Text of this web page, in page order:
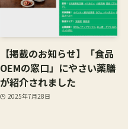
【掲載のお知らせ】「食品
OEMの窓口」にやさい薬膳
が紹介されました
2025年7月28日